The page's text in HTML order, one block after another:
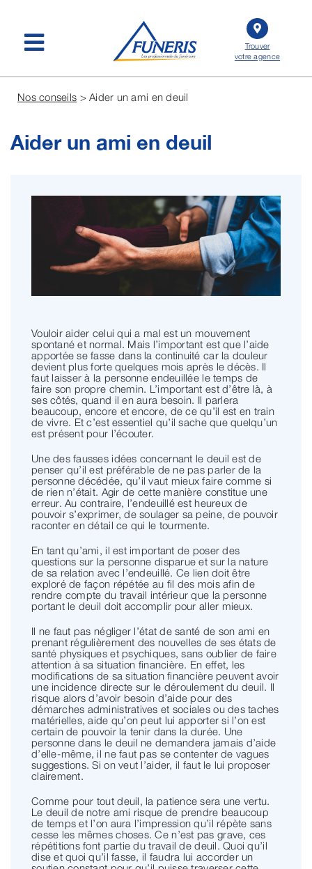
contenu
Trouver
votre agence
Nos conseils > Aider un ami en deuil
Aider un ami en deuil
Vouloir aider celui qui a mal est un mouvement
spontané et normal. Mais l’important est que l’aide
apportée se fasse dans la continuité car la douleur
devient plus forte quelques mois après le décès. Il
faut laisser à la personne endeuillée le temps de
faire son propre chemin. L’important est d’être là, à
ses côtés, quand il en aura besoin. Il parlera
beaucoup, encore et encore, de ce qu’il est en train
de vivre. Et c’est essentiel qu’il sache que quelqu’un
est présent pour l’écouter.
Une des fausses idées concernant le deuil est de
penser qu’il est préférable de ne pas parler de la
personne décédée, qu’il vaut mieux faire comme si
de rien n’était. Agir de cette manière constitue une
erreur. Au contraire, l’endeuillé est heureux de
pouvoir s’exprimer, de soulager sa peine, de pouvoir
raconter en détail ce qui le tourmente.
En tant qu’ami, il est important de poser des
questions sur la personne disparue et sur la nature
de sa relation avec l’endeuillé. Ce lien doit être
exploré de façon répétée au fil des mois afin de
rendre compte du travail intérieur que la personne
portant le deuil doit accomplir pour aller mieux.
Il ne faut pas négliger l’état de santé de son ami en
prenant régulièrement des nouvelles de ses états de
santé physiques et psychiques, sans oublier de faire
attention à sa situation financière. En effet, les
modifications de sa situation financière peuvent avoir
une incidence directe sur le déroulement du deuil. Il
risque alors d’avoir besoin d’aide pour des
démarches administratives et sociales ou des taches
matérielles, aide qu’on peut lui apporter si l’on est
certain de pouvoir la tenir dans la durée. Une
personne dans le deuil ne demandera jamais d’aide
d’elle-même, il ne faut pas se contenter de vagues
suggestions. Si on veut l’aider, il faut le lui proposer
clairement.
Comme pour tout deuil, la patience sera une vertu.
Le deuil de notre ami risque de prendre beaucoup
de temps et l’on aura l’impression qu’il répète sans
cesse les mêmes choses. Ce n’est pas grave, ces
répétitions font partie du travail de deuil. Quoi qu’il
dise et quoi qu’il fasse, il faudra lui accorder un